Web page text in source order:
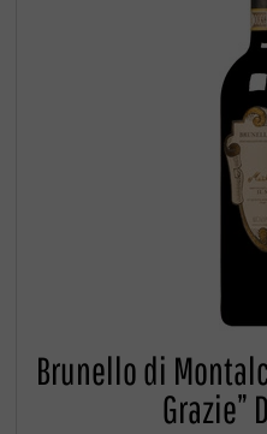
Brunello di
Grazie”